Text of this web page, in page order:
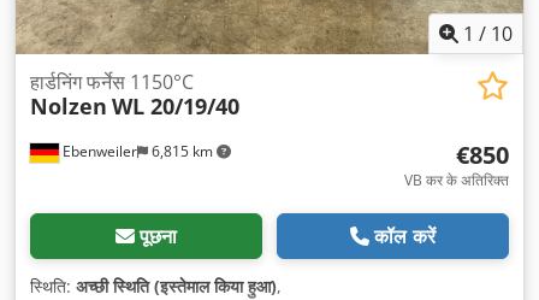
1 / 10
Ebenweiler 6,815 km
हार्डनिंग फर्नेस 1150°C
Nolzen WL 20/19/40
€850
VB कर के अतिरिक्त
पूछना कॉल करें
स्थिति: अच्छी स्थिति (इस्तेमाल किया हुआ),